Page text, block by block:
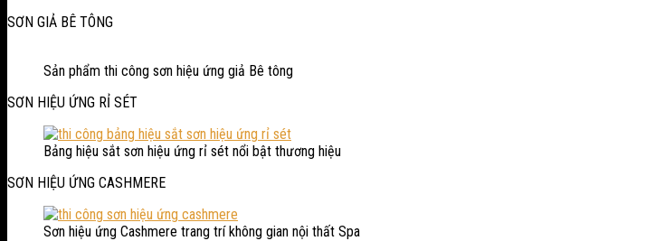
SƠN GIẢ BÊ TÔNG
Sản phẩm thi công sơn hiệu ứng giả Bê tông
SƠN HIỆU ỨNG RỈ SÉT
Bảng hiệu sắt sơn hiệu ứng rỉ sét nổi bật thương hiệu
SƠN HIỆU ỨNG CASHMERE
Sơn hiệu ứng Cashmere trang trí không gian nội thất Spa